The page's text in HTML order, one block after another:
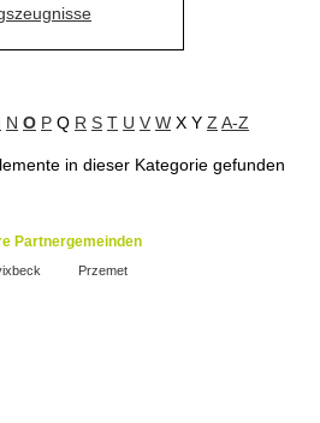
N O P Q R S T U V W X Y Z A-Z
in dieser Kategorie gefunden
Partnergemeinden
Przemet